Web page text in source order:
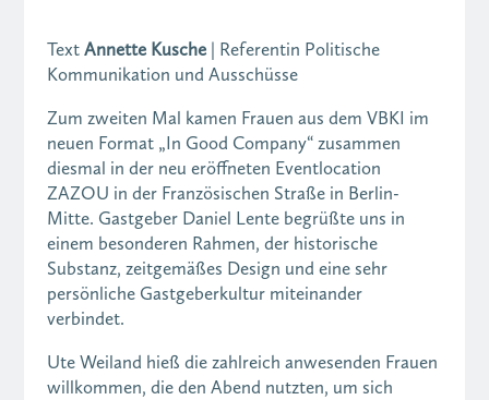
Text Annette Kusche | Referentin Politische
Kommunikation und Ausschüsse
Zum zweiten Mal kamen Frauen aus dem VBKI im
neuen Format „In Good Company“ zusammen
diesmal in der neu eröffneten Eventlocation
ZAZOU in der Französischen Straße in Berlin-
Mitte. Gastgeber Daniel Lente begrüßte uns in
einem besonderen Rahmen, der historische
Substanz, zeitgemäßes Design und eine sehr
persönliche Gastgeberkultur miteinander
verbindet.
Ute Weiland hieß die zahlreich anwesenden Frauen
willkommen, die den Abend nutzten, um sich